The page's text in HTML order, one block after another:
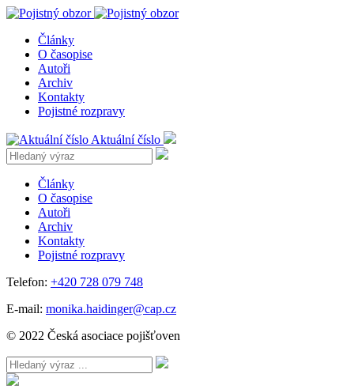
Články
O časopise
Autoři
Archiv
Kontakty
Pojistné rozpravy
Aktuální číslo
Články
O časopise
Autoři
Archiv
Kontakty
Pojistné rozpravy
Telefon: +420 728 079 748
E-mail: monika.haidinger@cap.cz
© 2022 Česká asociace pojišťoven